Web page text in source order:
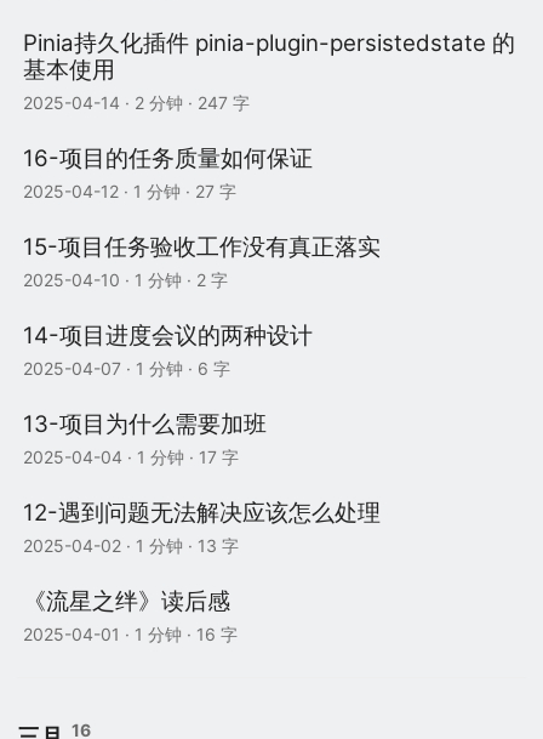
Pinia持久化插件 pinia-plugin-persistedstate 的
基本使用
2025-04-14 · 2 分钟 · 247 字
16-项目的任务质量如何保证
2025-04-12 · 1 分钟 · 27 字
15-项目任务验收工作没有真正落实
2025-04-10 · 1 分钟 · 2 字
14-项目进度会议的两种设计
2025-04-07 · 1 分钟 · 6 字
13-项目为什么需要加班
2025-04-04 · 1 分钟 · 17 字
12-遇到问题无法解决应该怎么处理
2025-04-02 · 1 分钟 · 13 字
《流星之绊》读后感
2025-04-01 · 1 分钟 · 16 字
16